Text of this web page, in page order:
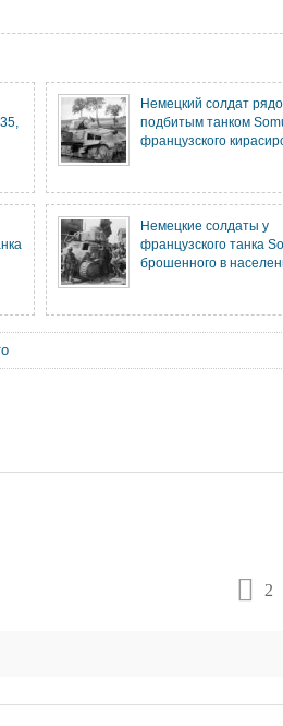
Немецкий солдат
подбитым танком
французского
Немецкие солдаты у
французского танка
брошенного в
2